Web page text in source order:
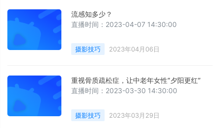
流感知多少？
直播时间：2023-04-07 14:30:00
摄影技巧 2023年04月06日
重视骨质疏松症，让中老年女性“夕阳更红”
直播时间：2023-03-30 14:30:00
摄影技巧 2023年03月29日